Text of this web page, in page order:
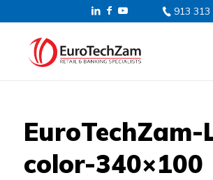
913 313
EuroTechZam-
color-340×100